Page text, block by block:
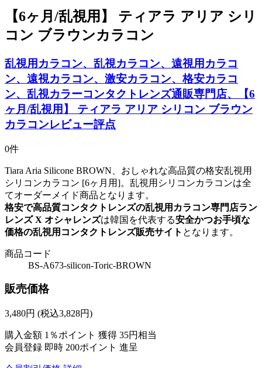
【6ヶ月/乱視用】 ティアラ アリア シリ
コン ブラウンカラコン
乱視用カラコン、乱視カラコン、遠視用カラコ
ン、遠視カラコン、激安カラコン、格安カラコ
ン、乱視カラーコンタクトレンズ通販専門店、【6
ヶ月/乱視用】 ティアラ アリア シリコン ブラウン
カラコンレビュー評点
0件
Tiara Aria Silicone BROWN、おしゃれな高品質の格安乱視用
シリコンカラコン [6ヶ月用]。乱視用シリコンカラコンは全
てオーダーメイド商品となります。
格安で高品質コンタクトレンズの乱視用カラコン専門店ラン
レンズ X オシャレンズは韓国を代表する安全かつお手頃な
価格の乱視用コンタクトレンズ販売サイト となります。
商品コード
BS-A673-silicon-Toric-BROWN
販売価格
3,480円 (税込3,828円)
購入金額 1％ポイント 獲得 35円相当
会員登録 即時 200ポイント 進呈